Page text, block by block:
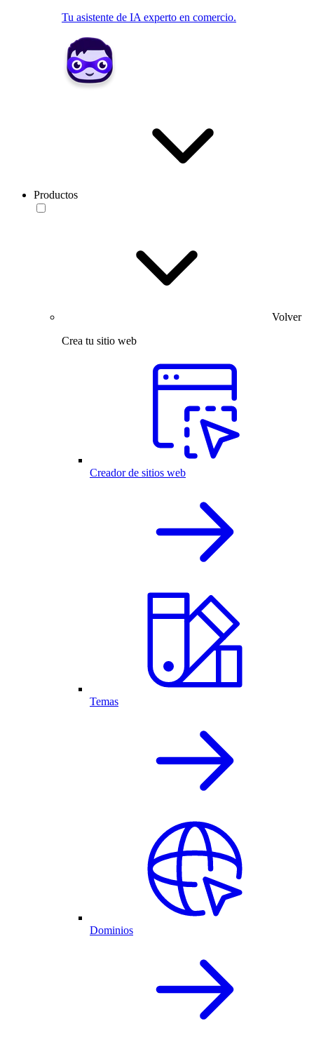
Tu asistente de IA experto en comercio.
Productos
Volver
Crea tu sitio web
Creador de sitios web
Temas
Dominios